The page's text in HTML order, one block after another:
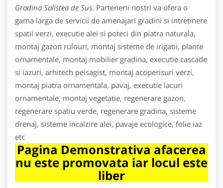
Gradina Salistea de Sus. Partenerii nostri va ofera o
gama larga de servicii de amenajari gradini si intretinere
spatii verzi, executie alei si poteci din piatra naturala,
montaj gazon rulouri, montaj sisteme de irigatii, plante
ornamentale, montaj mobilier gradina, executie cascade
si iazuri, arhitech peisagist, montaj acoperisuri verzi,
montaj piatra ornamentala, pavaj, executie lacuri
ornamentale, montaj vegetatie, regenerare gazon,
regenerare spatiu verde, regenerare gradina, sisteme
drenaj, sisteme incalzire alei, pavaje ecologice, folie iaz
etc
Pagina Demonstrativa afacerea
nu este promovata iar locul este
liber